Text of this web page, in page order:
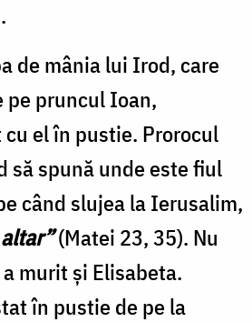
de mânia lui Irod, care
pe pruncul Ioan,
el în pustie. Prorocul
să spună unde este fiul
când slujea la Ierusalim,
(Matei 23, 35). Nu
murit și Elisabeta.
în pustie de pe la